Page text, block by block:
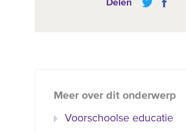
Delen
Meer over dit onderwerp
Voorschoolse educatie